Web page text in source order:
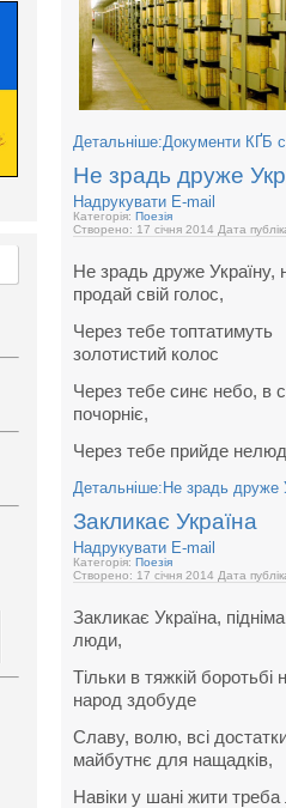
Детальніше:Документи КҐБ
Не зрадь друже
Надрукувати E-mail
Категорія: Поезія
Створено: 17 січня 2014 Дата
Не зрадь друже Україну,
продай свій голос,
Через тебе топтатимуть
золотистий колос
Через тебе синє небо, в
почорніє,
Через тебе прийде нелюд
Детальніше:Не зрадь друже
Закликає Україна
Надрукувати E-mail
Категорія: Поезія
Створено: 17 січня 2014 Дата
Закликає Україна,
люди,
Тільки в тяжкій боротьбі
народ здобуде
Славу, волю, всі достатки
майбутнє для нащадків,
Навіки у шані жити